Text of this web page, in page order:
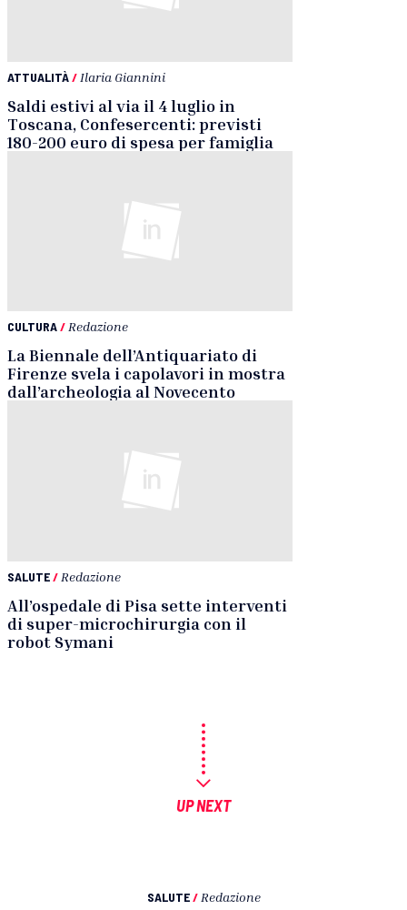
ATTUALITÀ/ Ilaria Giannini
Saldi estivi al via il 4 luglio in
Toscana, Confesercenti: previsti
180-200 euro di spesa per famiglia
CULTURA/ Redazione
La Biennale dell’Antiquariato di
Firenze svela i capolavori in mostra
dall’archeologia al Novecento
SALUTE/ Redazione
All’ospedale di Pisa sette interventi
di super-microchirurgia con il
robot Symani
UP NEXT
SALUTE / Redazione